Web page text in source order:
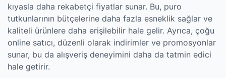
kıyasla daha rekabetçi fiyatlar sunar. Bu, puro
tutkunlarının bütçelerine daha fazla esneklik sağlar ve
kaliteli ürünlere daha erişilebilir hale gelir. Ayrıca, çoğu
online satıcı, düzenli olarak indirimler ve promosyonlar
sunar, bu da alışveriş deneyimini daha da tatmin edici
hale getirir.